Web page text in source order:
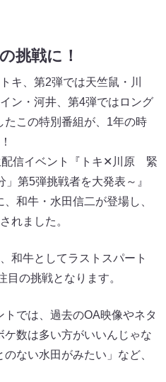
挑戦に！
キ、第2弾では天竺鼠・川
ン・河井、第4弾ではロング
たこの特別番組が、1年の時
配信イベント『トキ✕川原 緊
第5弾挑戦者を大発表～』
和牛・水田信二が登場し、
れました。
和牛としてラストスパート
目の挑戦となります。
では、過去のOA映像やネタ
数は多い方がいいんじゃな
ない水田がみたい」など、